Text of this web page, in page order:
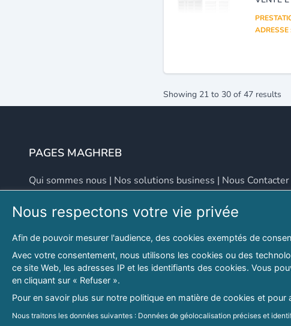
ADRESSE
Showing 21 to 30 of 47 results
PAGES MAGHREB
Qui sommes nous | Nos solutions business | Nous Contacter
Adresse
46 LOT. PETITE PROVENCE SIDI YAHIA
Hydra, Alger (16), Algérie
Email
© 2026 PAGESMAGHREB.COM. ALL RIGHTS RESERVED
Nous respectons votre vie privée
Afin de pouvoir mesurer l'audience, des cookies exemptés de
Avec votre consentement, nous utilisons les cookies ou des
ce site Web, les adresses IP et les identifiants des cookies. Vous
en cliquant sur « Refuser ».
Pour en savoir plus sur notre politique en matière de cookies et
Nous traitons les données suivantes : Données de géolocalisation précises et